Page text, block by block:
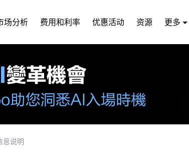
场分析 费用和利率 优惠活动 资源 更多
息说明